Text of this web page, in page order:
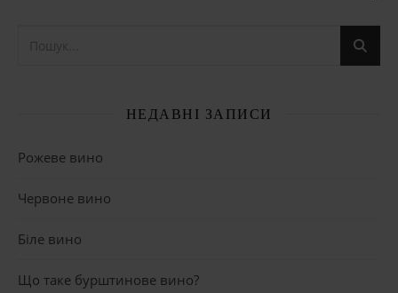
НЕДАВНІ ЗАПИСИ
Рожеве вино
Червоне вино
Біле вино
Що таке бурштинове вино?